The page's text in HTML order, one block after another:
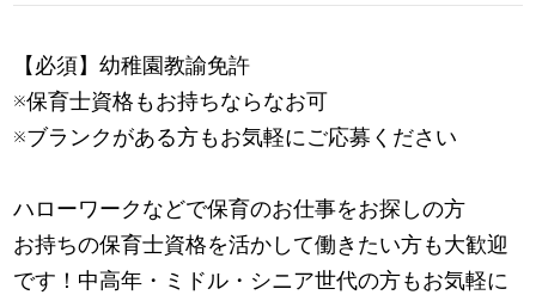
【必須】幼稚園教諭免許
※保育士資格もお持ちならなお可
※ブランクがある方もお気軽にご応募ください
ハローワークなどで保育のお仕事をお探しの方
お持ちの保育士資格を活かして働きたい方も大歓迎
です！中高年・ミドル・シニア世代の方もお気軽に